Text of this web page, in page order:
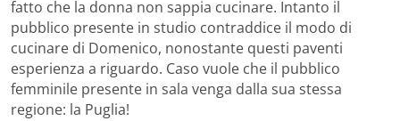
fatto che la donna non sappia cucinare. Intanto il
pubblico presente in studio contraddice il modo di
cucinare di Domenico, nonostante questi paventi
esperienza a riguardo. Caso vuole che il pubblico
femminile presente in sala venga dalla sua stessa
regione: la Puglia!